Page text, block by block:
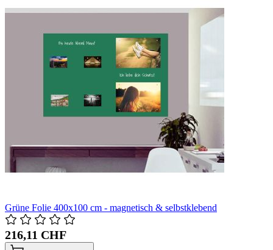
Grüne Folie 400x100 cm - magnetisch & selbstklebend
216,11 CHF